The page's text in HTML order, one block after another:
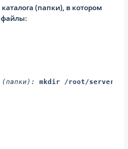
(папки), в котором
файлы:
(папки): mkdir /root/server